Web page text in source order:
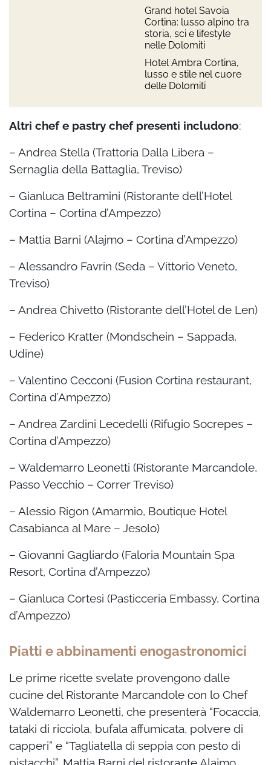
Grand hotel Savoia
Cortina: lusso alpino tra
storia, sci e lifestyle
nelle Dolomiti
Hotel Ambra Cortina,
lusso e stile nel cuore
delle Dolomiti
Altri chef e pastry chef presenti includono:
– Andrea Stella (Trattoria Dalla Libera –
Sernaglia della Battaglia, Treviso)
– Gianluca Beltramini (Ristorante dell’Hotel
Cortina – Cortina d’Ampezzo)
– Mattia Barni (Alajmo – Cortina d’Ampezzo)
– Alessandro Favrin (Seda – Vittorio Veneto,
Treviso)
– Andrea Chivetto (Ristorante dell’Hotel de Len)
– Federico Kratter (Mondschein – Sappada,
Udine)
– Valentino Cecconi (Fusion Cortina restaurant,
Cortina d’Ampezzo)
– Andrea Zardini Lecedelli (Rifugio Socrepes –
Cortina d’Ampezzo)
– Waldemarro Leonetti (Ristorante Marcandole,
Passo Vecchio – Correr Treviso)
– Alessio Rigon (Amarmio, Boutique Hotel
Casabianca al Mare – Jesolo)
– Giovanni Gagliardo (Faloria Mountain Spa
Resort, Cortina d’Ampezzo)
– Gianluca Cortesi (Pasticceria Embassy, Cortina
d’Ampezzo)
Piatti e abbinamenti enogastronomici
Le prime ricette svelate provengono dalle
cucine del Ristorante Marcandole con lo Chef
Waldemarro Leonetti, che presenterà “Focaccia,
tataki di ricciola, bufala affumicata, polvere di
capperi” e “Tagliatella di seppia con pesto di